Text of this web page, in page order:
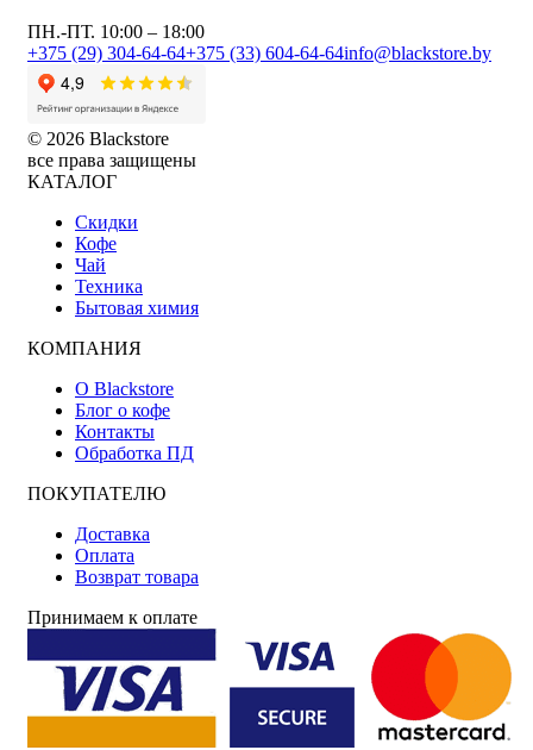
ПН.-ПТ. 10:00 – 18:00
+375 (29) 304-64-64+375 (33) 604-64-64info@blackstore.by
© 2026 Blackstore
все права защищены
КАТАЛОГ
Скидки
Кофе
Чай
Техника
Бытовая химия
КОМПАНИЯ
О Blackstore
Блог о кофе
Контакты
Обработка ПД
ПОКУПАТЕЛЮ
Доставка
Оплата
Возврат товара
Принимаем к оплате